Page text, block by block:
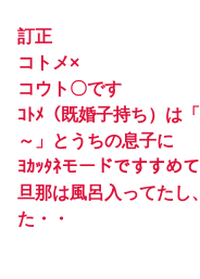
訂正
コトメ×
コウト〇です
ｺﾄﾒ（既婚子持ち）は
～」とうちの息子に
ﾖｶｯﾀﾈモードですすめて
旦那は風呂入ってたし
た・・